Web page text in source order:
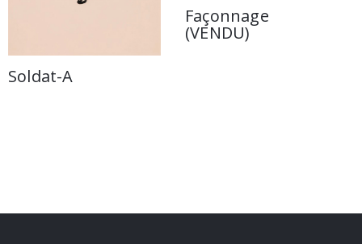
Soldat-A
Façonnage
(VENDU)